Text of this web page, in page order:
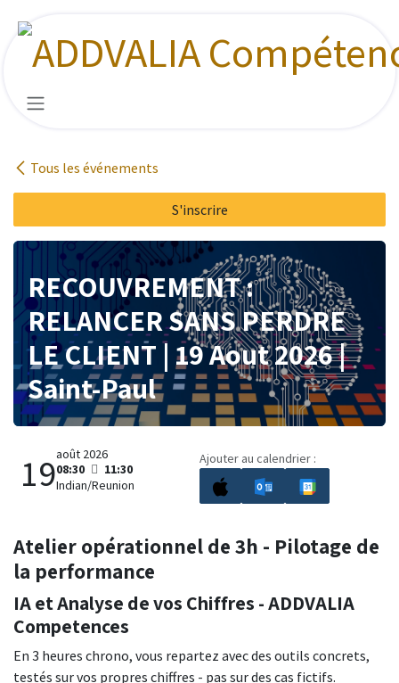
Tous les événements
S'inscrire
RECOUVREMENT :
RELANCER SANS PERDRE
LE CLIENT | 19 Aout 2026 |
Saint-Paul
19août 2026
08:30
11:30
Indian/Reunion
Ajouter au calendrier :
Atelier opérationnel de 3h - Pilotage de
la performance
IA et Analyse de vos Chiffres - ADDVALIA
Competences
En 3 heures chrono, vous repartez avec des outils concrets,
testés sur vos propres chiffres - pas sur des cas fictifs.